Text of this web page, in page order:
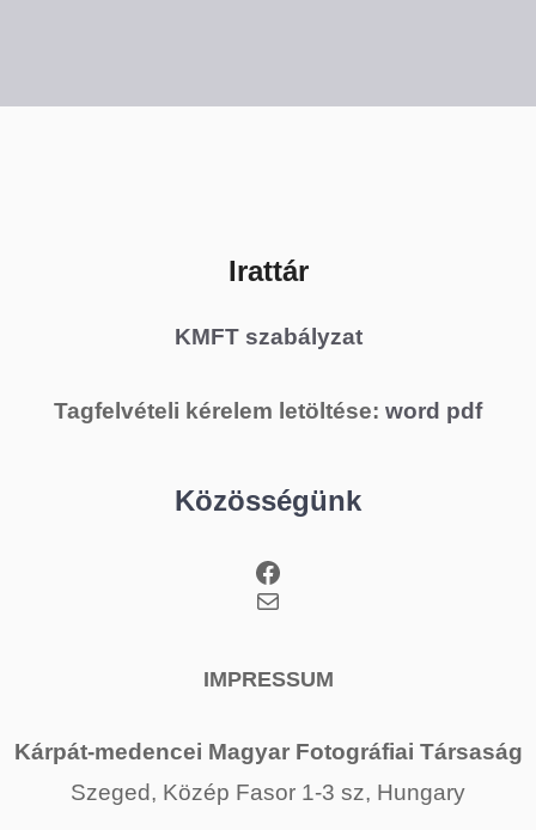
Irattár
KMFT szabályzat
Tagfelvételi kérelem letöltése: word pdf
Közösségünk
Facebook
Mail
IMPRESSUM
Kárpát-medencei Magyar Fotográfiai Társaság
Szeged, Közép Fasor 1-3 sz, Hungary